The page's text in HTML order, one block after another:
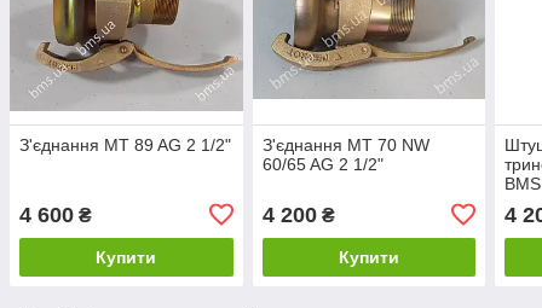
З'єднання MT 89 AG 2 1/2"
4 600 ₴
Купити
З'єднання MT 70 NW
60/65 AG 2 1/2"
4 200₴
Купити
BMS
4